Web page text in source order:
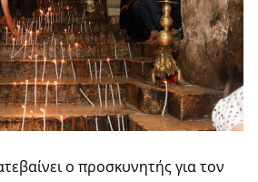
ο προσκυνητής για τον